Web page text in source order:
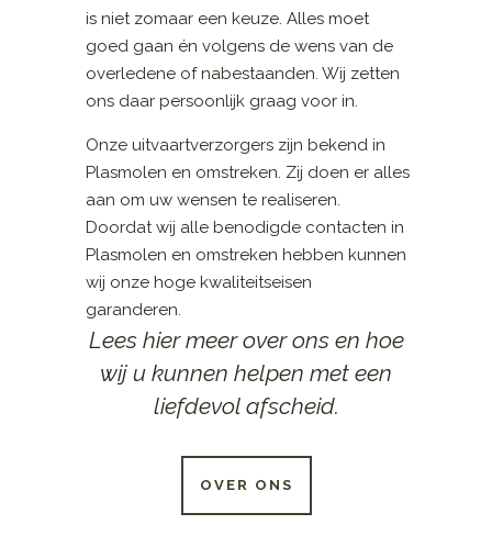
is niet zomaar een keuze. Alles moet
goed gaan én volgens de wens van de
overledene of nabestaanden. Wij zetten
ons daar persoonlijk graag voor in.
Onze uitvaartverzorgers zijn bekend in
Plasmolen en omstreken. Zij doen er alles
aan om uw wensen te realiseren.
Doordat wij alle benodigde contacten in
Plasmolen en omstreken hebben kunnen
wij onze hoge kwaliteitseisen
garanderen.
Lees hier meer over ons en hoe
wij u kunnen helpen met een
liefdevol afscheid.
OVER ONS